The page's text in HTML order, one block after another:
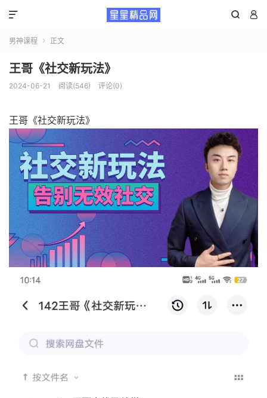
 

男神课程  正文
王哥《社交新玩法》
2024-06-21 阅读(546) 评论(0)
王哥《社交新玩法》